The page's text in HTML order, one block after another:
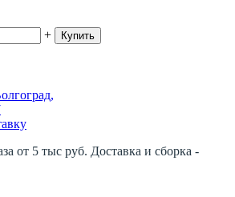
+
Купить
от 5 тыс руб. Доставка и сборка -